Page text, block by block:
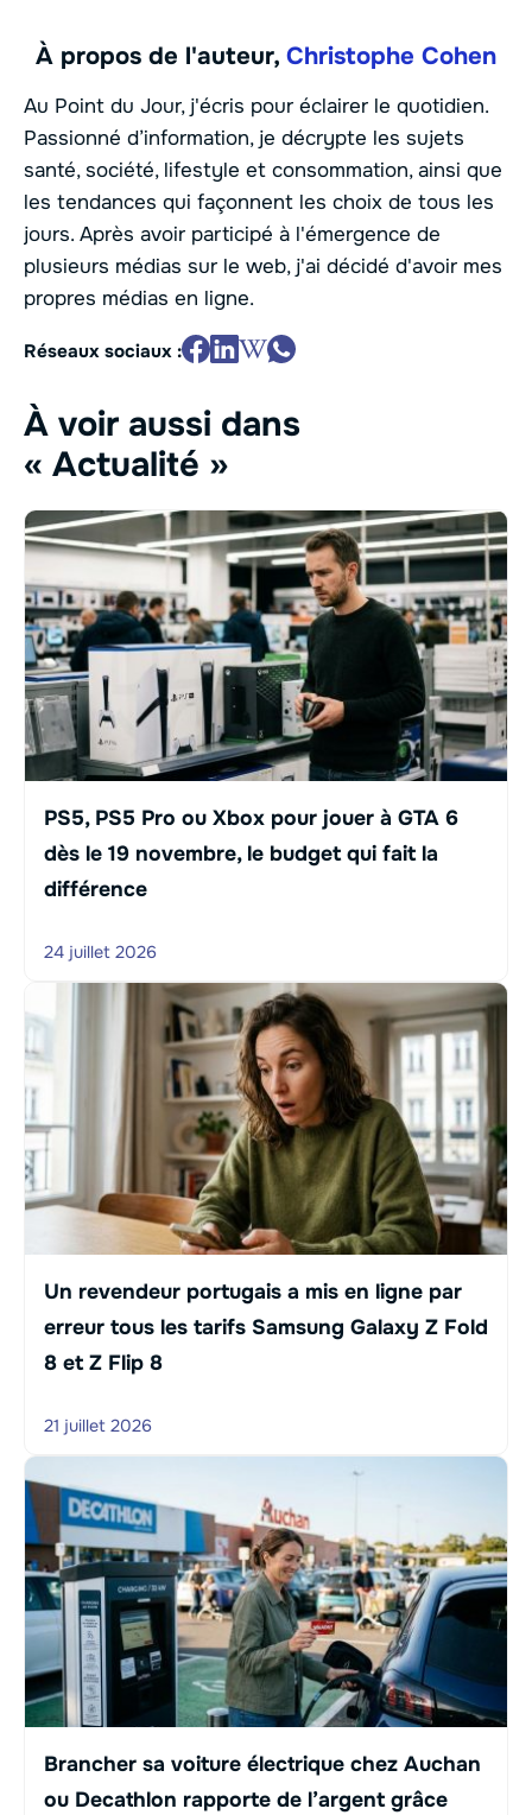
À propos de l'auteur, Christophe Cohen
Au Point du Jour, j'écris pour éclairer le quotidien.
Passionné d’information, je décrypte les sujets
santé, société, lifestyle et consommation, ainsi que
les tendances qui façonnent les choix de tous les
jours. Après avoir participé à l'émergence de
plusieurs médias sur le web, j'ai décidé d'avoir mes
propres médias en ligne.
Réseaux sociaux :
À voir aussi dans
« Actualité »
PS5, PS5 Pro ou Xbox pour jouer à GTA 6
dès le 19 novembre, le budget qui fait la
différence
24 juillet 2026
Un revendeur portugais a mis en ligne par
erreur tous les tarifs Samsung Galaxy Z Fold
8 et Z Flip 8
21 juillet 2026
Brancher sa voiture électrique chez Auchan
ou Decathlon rapporte de l’argent grâce